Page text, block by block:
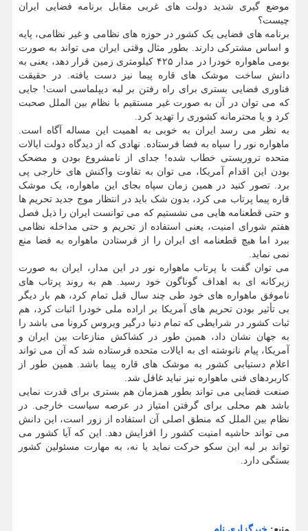
موضع گیری شدید دولت های غربی مقابل برنامه فضایی ایران
چیست؟
برنامه های فضایی یک کشور در حوزه های نظامی و غیر نظامی، پایه
و اساس مشترکی دارند. بطور مثال وقتی ایران می تواند به صورت
بومی ماهواره خودرا در مدار ۴۲۵ کیلومتری زمین قرار دهد، یعنی به
دانش ساخت موشک های قاره پیما نیز دست یافته. در حقیقت
فناوری فضایی بستری برای راه رفتن بر لبه دیپلماسی است! جایی
که می توان در آن به صورت غیر مستقیم با نظام بین الملل صحبت
کرد و یا محترمانه کشوری را تهدید کرد.
به نظر می رسد ایران به خوبی به اهمیت این مساله آگاه است.
ماهواره نور را سپاه به فضا فرستاده. نهادی که از دیدگاه دولت ایالات
متحده تروریستی خطاب شده! جدای از نامشروع بودن و مضحک
بودن این اقدام آمریکا، می توان به تفاوت واکنش های خارجی پی
برد. تصور کنید در همین زمان سپاه بجای این ماهواره، یک موشک
قاره پیما پرتاب می کرد، بدون شک باید در انتظار موج جدید تحریم ها
و حتی قطعنامه هایی می نشستیم که می توانست ایران را ذیل فصل
هفتم شورای امنیت، یعنی استفاده از تحریم و حتی مداخله نظامی
ببرد اما هیچ قطعنامه ای ایران را از فرستادن ماهواره به فضا منع
نمی نماید.
می توان گفت با پرتاب ماهواره نور در این مدار، ایران به صورت
زیرکانه ای به اهداف گوناگون خود رسید. هم به روند پرتاب های
ناموفق ماهواره های خود طی چند سال قبل تمام کرد، هم بار دیگر
بی تأثیر بودن تحریم های آمریکا بر اراده ملی خودرا اثبات کرد، هم
ثبات کشور در شرایطی که تمام دنیا درگیر ویروس کرونا می باشد را
به جهان نشان داد، همین طور در کشاکش منازعات بین ایران و
آمریکا، پیام نانوشته ای به ایالات متحده فرستاده شد که آن می تواند
اعلام دستیابی کشور به موشک های قاره پیما باشد. همین طور از
کاربردهای فنی ماهواره نیز نباید غافل شد.
صنعت فضایی می تواند بطور همزمان هم بستری برای قدرت نمایی
باشد هم محلی برای گرفتن امتیاز در عرصه سیاست خارجی. در
نظام بین الملل که منطق اصلی آن استفاده از زور است، این دانش
می تواند حاشیه امنیت کشور را افزایش دهد. این که آیا کشور می
تواند بر لبه این سکو حرکت نماید یا نه، به مهارت مسئولین کشور
بستگی دارد.